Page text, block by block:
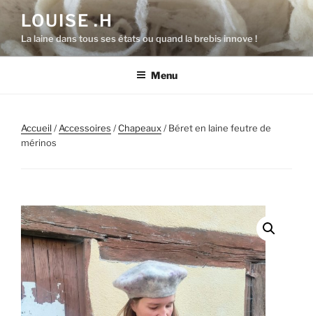
Aller
contenu
principal
LOUISE .H
La laine dans tous ses états ou quand la brebis innove !
Menu
Accueil/Accessoires /Chapeaux/ Béret en laine feutre de
mérinos